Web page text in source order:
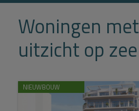
Woningen met
uitzicht op zee
NIEUWBOUW